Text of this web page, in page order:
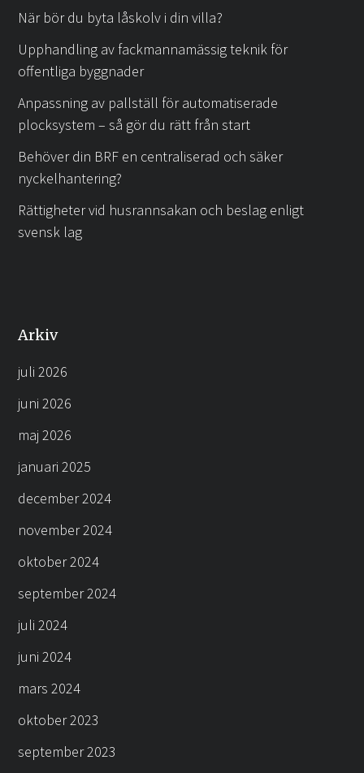
När bör du byta låskolv i din villa?
Upphandling av fackmannamässig teknik för
offentliga byggnader
Anpassning av pallställ för automatiserade
plocksystem – så gör du rätt från start
Behöver din BRF en centraliserad och säker
nyckelhantering?
Rättigheter vid husrannsakan och beslag enligt
svensk lag
Arkiv
juli 2026
juni 2026
maj 2026
januari 2025
december 2024
november 2024
oktober 2024
september 2024
juli 2024
juni 2024
mars 2024
oktober 2023
september 2023